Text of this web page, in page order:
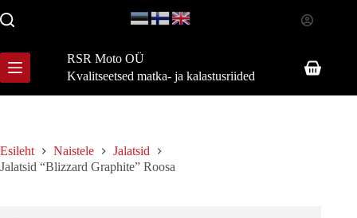
to
RSR Moto OÜ
Kvalitseetsed matka- ja kalastusriided
Shopping
Esileht Naistele
Jalatsid
Jalatsid “Blizzard Graphite” Roosa